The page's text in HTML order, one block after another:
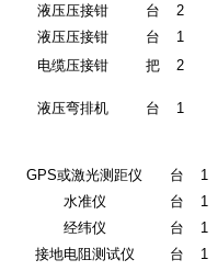
液压压接钳 台 2
液压压接钳 台 1
电缆压接钳 把 2
液压弯排机 台 1
GPS或激光测距仪 台
1
水准仪 台
1
经纬仪 台
1
接地电阻测试仪 台
1